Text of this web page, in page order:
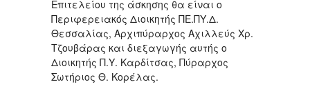
Επιτελείου της άσκησης θα είναι ο
Περιφερειακός Διοικητής ΠΕ.ΠΥ.Δ.
Θεσσαλίας, Αρχιπύραρχος Αχιλλεύς Χρ.
Τζουβάρας και διεξαγωγής αυτής ο
Διοικητής Π.Υ. Καρδίτσας, Πύραρχος
Σωτήριος Θ. Κορέλας.